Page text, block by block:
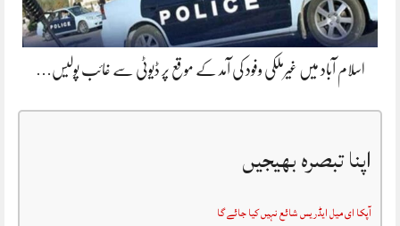
اسلام آباد میں غیرملکی وفود کی آمد کے موقع پر ڈیوٹی سے غائب پولیس…
اپنا تبصرہ بھیجیں
آپکا ای میل ایڈریس شائع نہیں کیا جائے گا